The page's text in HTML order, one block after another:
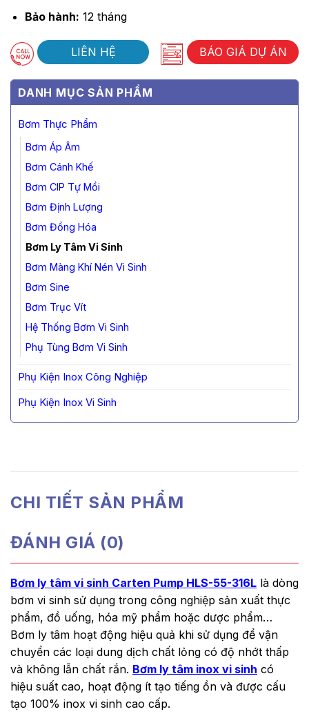
DANH MỤC SẢN PHẨM
Bơm Thực Phẩm
Bơm Áp Âm
Bơm Cánh Khế
Bơm CIP Tự Mồi
Bơm Định Lượng
Bơm Đồng Hóa
Bơm Ly Tâm Vi Sinh
Bơm Màng Khí Nén Vi Sinh
Bơm Sine
Bơm Trục Vít
Hệ Thống Bơm Vi Sinh
Phụ Tùng Bơm Vi Sinh
Phụ Kiện Inox Công Nghiệp
Phụ Kiện Inox Vi Sinh
Bảo hành: 12 tháng
LIÊN HỆ BÁO GIÁ DỰ ÁN
CHI TIẾT SẢN PHẨM
ĐÁNH GIÁ (0)
Bơm ly tâm vi sinh Carten Pump HLS-55-316L là dòng
bơm vi sinh sử dụng trong công nghiệp sản xuất thực
phẩm, đồ uống, hóa mỹ phẩm hoặc dược phẩm…
Bơm ly tâm hoạt động hiệu quả khi sử dụng để vận
chuyển các loại dung dịch chất lỏng có độ nhớt thấp
và không lẫn chất rắn. Bơm ly tâm inox vi sinh có
hiệu suất cao, hoạt động ít tạo tiếng ồn và được cấu
tạo 100% inox vi sinh cao cấp.